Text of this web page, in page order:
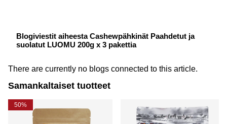
Blogiviestit aiheesta Cashewpähkinät Paahdetut ja
suolatut LUOMU 200g x 3 pakettia
There are currently no blogs connected to this article.
Samankaltaiset tuotteet
50%